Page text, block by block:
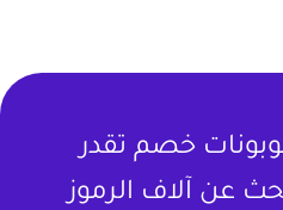
خصم تقدر
عن آلاف الرموز